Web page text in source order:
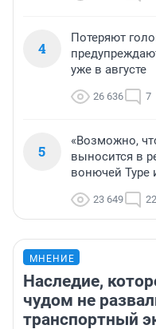
4
Потеряют
уже в августе
26 636 7
5
«Возможно,
выносится в
вонючей Туре
23 649
МНЕНИЕ
Наследие,
чудом не
транспортный